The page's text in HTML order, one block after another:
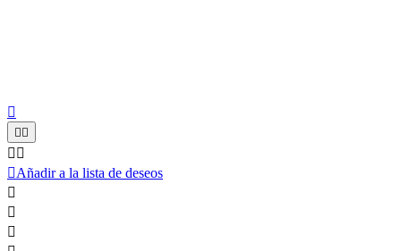

 
 
Añadir a la lista de deseos


